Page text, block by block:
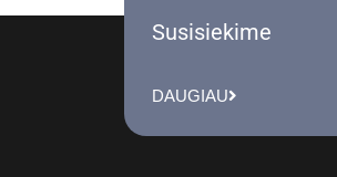
Susisiekime
DAUGIAU